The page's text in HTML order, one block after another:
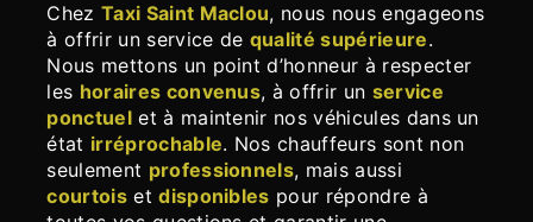
Chez Taxi Saint Maclou, nous nous engageons
à offrir un service de qualité supérieure.
Nous mettons un point d’honneur à respecter
les horaires convenus, à offrir un service
ponctuelet à maintenir nos véhicules dans un
état irréprochable. Nos chauffeurs sont non
seulement professionnels, mais aussi
courtoisetdisponibles pour répondre à